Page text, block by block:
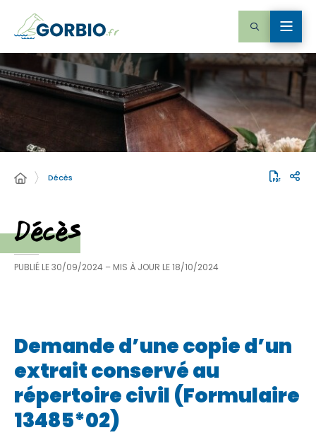
Décès
Décès
PUBLIÉ LE30/09/2024 – MIS À JOUR LE18/10/2024
Demande d’une copie d’un
extrait conservé au
répertoire civil (Formulaire
13485*02)